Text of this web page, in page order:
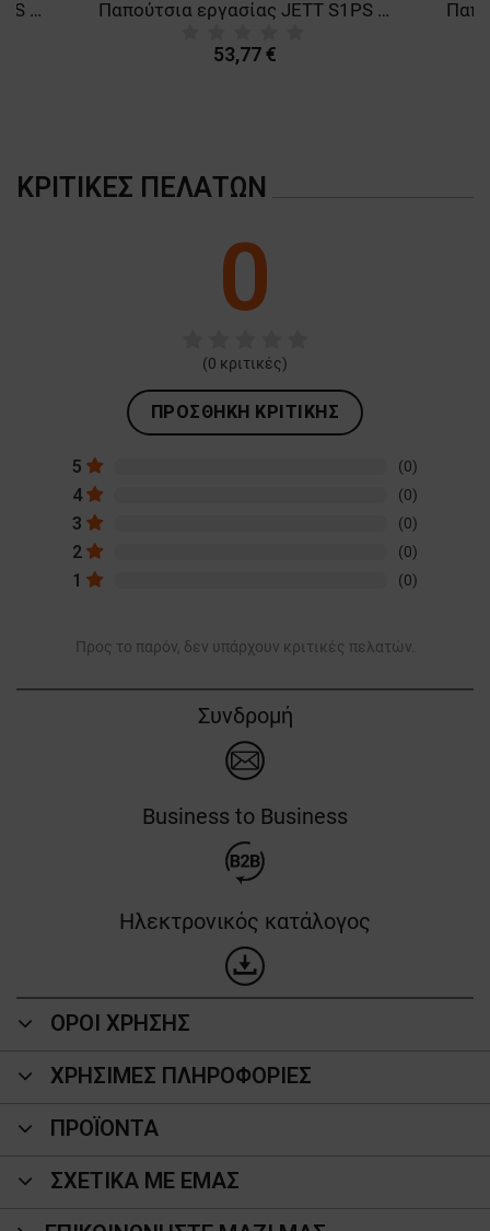
Παπούτσια εργασίας JETT S1PS ESD GREY/BLUE Παπούτσια εργασίας JETT S1PS ESD BLACK/GREEN
53,77 €
ΚΡΙΤΙΚΈΣ ΠΕΛΑΤΏΝ
0
(0 κριτικές)
ΠΡΟΣΘΉΚΗ ΚΡΙΤΙΚΉΣ
5 (0)
4 (0)
3 (0)
2 (0)
1 (0)
Προς το παρόν, δεν υπάρχουν κριτικές πελατών.
Συνδρομή
Business to Business
Ηλεκτρονικός κατάλογος
ΟΡΟΙ ΧΡΗΣΗΣ
ΧΡΗΣΙΜΕΣ ΠΛΗΡΟΦΟΡΙΕΣ
ΠΡΟΪΌΝΤΑ
ΣΧΕΤΙΚΑ ΜΕ ΕΜΑΣ
ΛΕΙΤΟΥΡΓΙΚΌΤΗΤΑΣ
ΜΗ ΤΑΞΙΝΟΜΗΜΈΝΑ